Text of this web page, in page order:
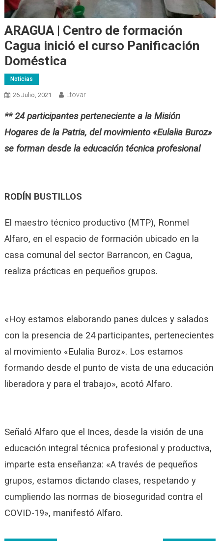
ARAGUA | Centro de formación
Cagua inició el curso Panificación
Doméstica
Noticias
26 Julio, 2021 Ltovar
** 24 participantes perteneciente a la Misión
Hogares de la Patria, del movimiento «Eulalia Buroz»
se forman desde la educación técnica profesional
RODÍN BUSTILLOS
El maestro técnico productivo (MTP), Ronmel
Alfaro, en el espacio de formación ubicado en la
casa comunal del sector Barrancon, en Cagua,
realiza prácticas en pequeños grupos.
«Hoy estamos elaborando panes dulces y salados
con la presencia de 24 participantes, pertenecientes
al movimiento «Eulalia Buroz». Los estamos
formando desde el punto de vista de una educación
liberadora y para el trabajo», acotó Alfaro.
Señaló Alfaro que el Inces, desde la visión de una
educación integral técnica profesional y productiva,
imparte esta enseñanza: «A través de pequeños
grupos, estamos dictando clases, respetando y
cumpliendo las normas de bioseguridad contra el
COVID-19», manifestó Alfaro.